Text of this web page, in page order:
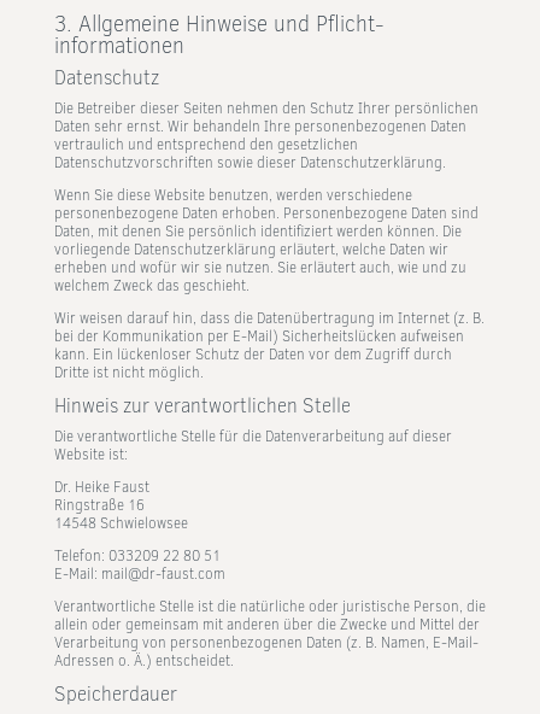
3. Allgemeine Hinweise und Pflicht­
informationen
Datenschutz
Die Betreiber dieser Seiten nehmen den Schutz Ihrer persönlichen
Daten sehr ernst. Wir behandeln Ihre personenbezogenen Daten
vertraulich und entsprechend den gesetzlichen
Datenschutzvorschriften sowie dieser Datenschutzerklärung.
Wenn Sie diese Website benutzen, werden verschiedene
personenbezogene Daten erhoben. Personenbezogene Daten sind
Daten, mit denen Sie persönlich identifiziert werden können. Die
vorliegende Datenschutzerklärung erläutert, welche Daten wir
erheben und wofür wir sie nutzen. Sie erläutert auch, wie und zu
welchem Zweck das geschieht.
Wir weisen darauf hin, dass die Datenübertragung im Internet (z. B.
bei der Kommunikation per E-Mail) Sicherheitslücken aufweisen
kann. Ein lückenloser Schutz der Daten vor dem Zugriff durch
Dritte ist nicht möglich.
Hinweis zur verantwortlichen Stelle
Die verantwortliche Stelle für die Datenverarbeitung auf dieser
Website ist:
Dr. Heike Faust
Ringstraße 16
14548 Schwielowsee
Telefon: 033209 22 80 51
E-Mail: mail@dr-faust.com
Verantwortliche Stelle ist die natürliche oder juristische Person, die
allein oder gemeinsam mit anderen über die Zwecke und Mittel der
Verarbeitung von personenbezogenen Daten (z. B. Namen, E-Mail-
Adressen o. Ä.) entscheidet.
Speicherdauer